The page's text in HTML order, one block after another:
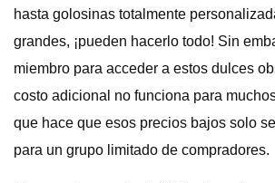
hasta golosinas totalmente
grandes, ¡pueden hacerlo todo! Sin
miembro para acceder a estos dulces
costo adicional no funciona para
que hace que esos precios bajos solo
para un grupo limitado de compradores.